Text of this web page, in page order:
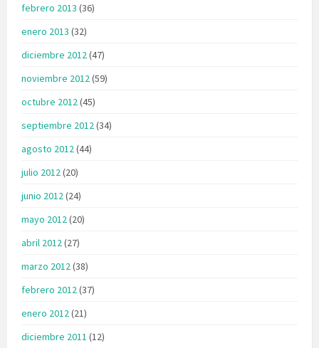
febrero 2013 (36)
enero 2013 (32)
diciembre 2012(47)
noviembre 2012(59)
octubre 2012(45)
septiembre 2012(34)
agosto 2012(44)
julio 2012(20)
junio 2012(24)
mayo 2012(20)
abril 2012(27)
marzo 2012(38)
febrero 2012(37)
enero 2012(21)
diciembre 2011 (12)